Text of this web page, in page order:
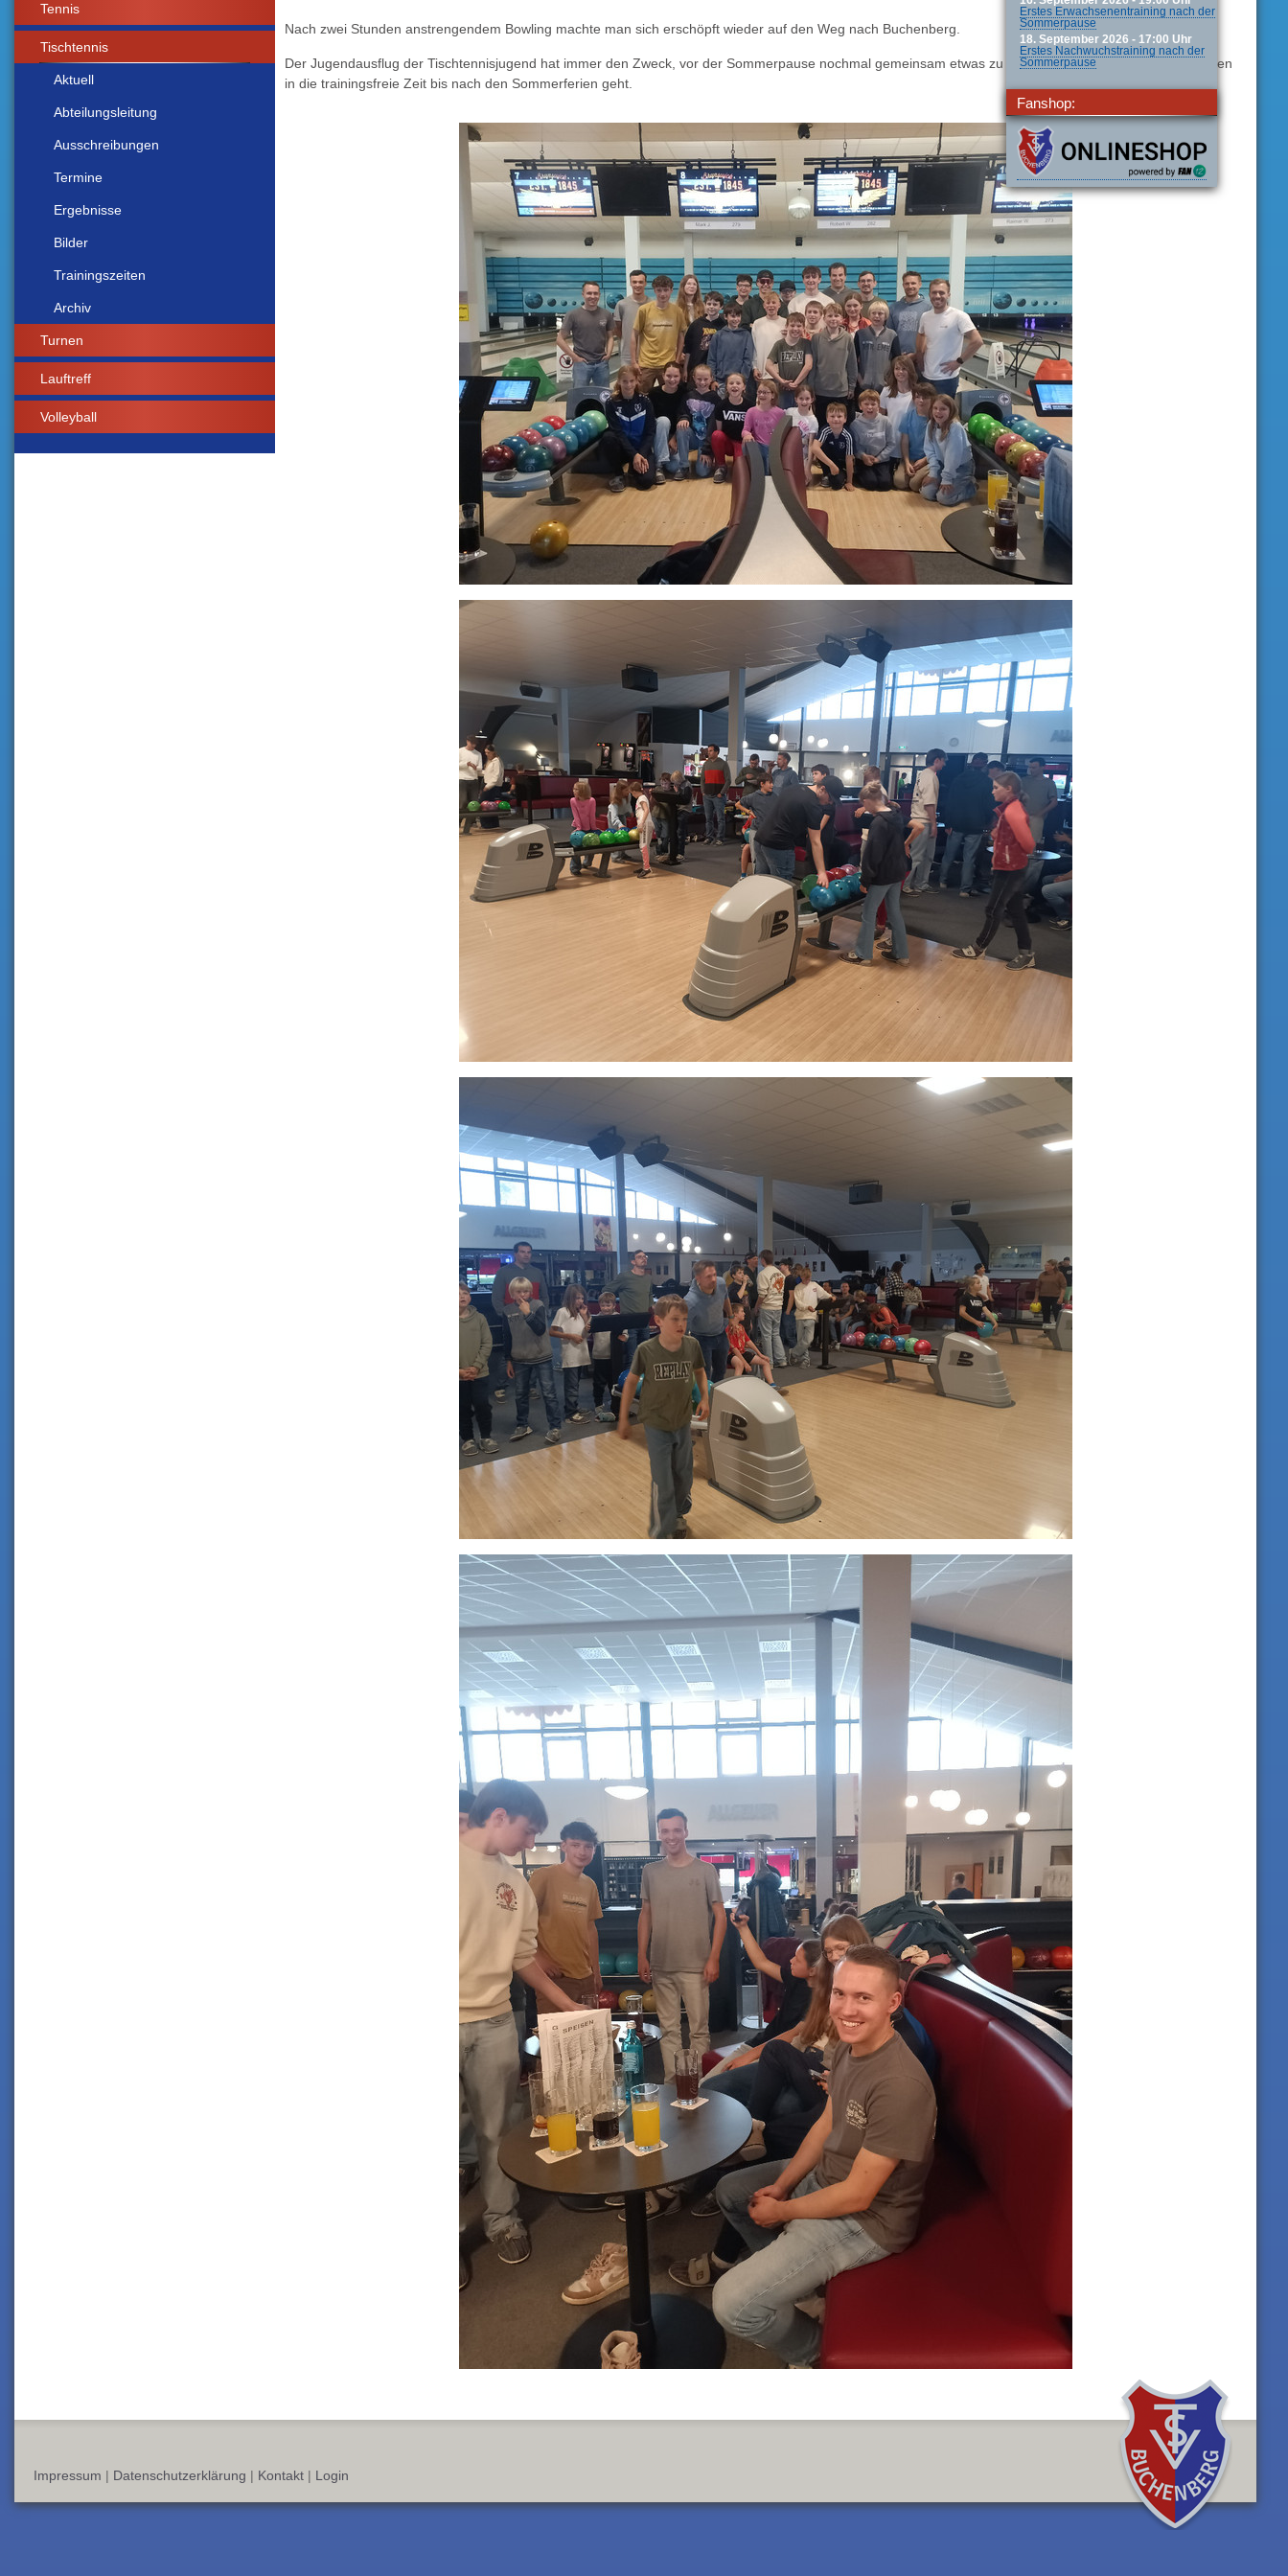
Tennis
Tischtennis
Aktuell
Abteilungsleitung
Ausschreibungen
Termine
Ergebnisse
Bilder
Trainingszeiten
Archiv
Turnen
Lauftreff
Volleyball
Nach zwei Stunden anstrengendem Bowling machte man sich erschöpft wieder auf den Weg nach Buchenberg.
Der Jugendausflug der Tischtennisjugend hat immer den Zweck, vor der Sommerpause nochmal gemeinsam etwas zu unternehmen. Ehe es nach Pfingsten
in die trainingsfreie Zeit bis nach den Sommerferien geht.
Erstes Erwachsenentraining nach der
Sommerpause
18. September 2026 - 17:00 Uhr
Erstes Nachwuchstraining nach der
Sommerpause
Fanshop:
Impressum | Datenschutzerklärung | Kontakt | Login